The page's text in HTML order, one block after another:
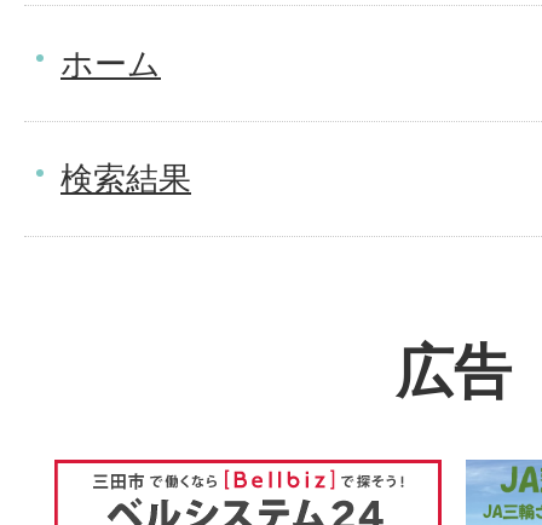
ホーム
検索結果
広告